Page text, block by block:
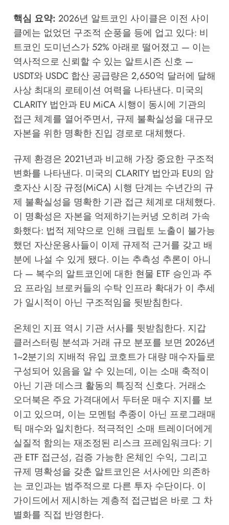
핵심 요약: 2026년 알트코인 사이클은 이전 사이
클에는 없었던 구조적 순풍을 등에 업고 있다: 비
트코인 도미넌스가 52% 아래로 떨어졌고 — 이는
역사적으로 신뢰할 수 있는 알트시즌 신호 —
USDT와 USDC 합산 공급량은 2,650억 달러에 달해
사상 최대의 로테이션 여력을 나타낸다. 미국의
CLARITY 법안과 EU MiCA 시행이 동시에 기관의
접근 체계를 열어주면서, 규제 불확실성을 대규모
자본을 위한 명확한 진입 경로로 대체했다.
규제 환경은 2021년과 비교해 가장 중요한 구조적
변화를 나타낸다. 미국의 CLARITY 법안과 EU의 암
호자산 시장 규정(MiCA) 시행 단계는 수년간의 규
제 불확실성을 명확한 기관 접근 체계로 대체했다.
이 명확성은 자본을 억제하기는커녕 오히려 가속
화했다: 법적 제약으로 인해 크립토 노출이 불가능
했던 자산운용사들이 이제 규제적 근거를 갖고 배
분에 나설 수 있게 됐다. 이는 추측성 추론이 아니
다 — 복수의 알트코인에 대한 현물 ETF 승인과 주
요 프라임 브로커들의 수탁 인프라 확대가 이 추세
가 일시적이 아닌 구조적임을 뒷받침한다.
온체인 지표 역시 기관 서사를 뒷받침한다. 지갑
클러스터링 분석과 거래 규모 분포를 보면 2026년
1~2분기의 지배적 유입 코호트가 대량 매수자들로
구성되어 있음을 알 수 있는데, 이는 소매 축적이
아닌 기관 데스크 활동의 특징적 신호다. 거래소
오더북은 주요 가격대에서 두터운 매수 지지를 보
이고 있으며, 이는 모멘텀 추종이 아닌 프로그래매
틱 매수와 일치한다. 적극적인 소매 트레이더에게
실질적 함의는 재조정된 리스크 프레임워크다: 기
관 ETF 접근성, 검증 가능한 온체인 수익, 그리고
규제 명확성을 갖춘 알트코인은 서사에만 의존하
는 코인과는 범주적으로 다른 투자 수단이다. 이
가이드에서 제시하는 계층적 접근법은 바로 그 차
별화를 직접 반영한다.